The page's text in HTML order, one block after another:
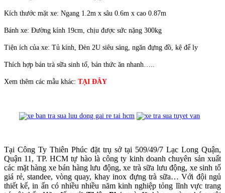
Kích thước mặt xe: Ngang 1.2m x sâu 0.6m x cao 0.87m
Bánh xe: Đường kính 19cm, chịu được sức nặng 300kg
Tiện ích của xe: Tủ kính, Đèn 2U siêu sáng, ngăn đựng đồ, kệ để ly
Thích hợp bán trà sữa sinh tố, bán thức ăn nhanh…..
Xem thêm các mẫu khác: TẠI ĐÂY
Tại Công Ty Thiên Phúc đặt trụ sở tại 509/49/7 Lạc Long Quận,
Quận 11, TP. HCM tự hào là công ty kinh doanh chuyên sản xuất
các mặt hàng xe bán hàng lưu động, xe trà sữa lưu động, xe sinh tố
giá rẻ, standee, vòng quay, khay inox đựng trà sữa… Với đội ngủ
thiết kế, in ấn có nhiều nhiều năm kinh nghiệp tỏng lĩnh vực trang